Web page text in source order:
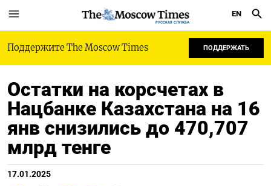
РУССКАЯ СЛУЖБА
EN
Поддержите The Moscow Times ПОДДЕРЖАТЬ
Остатки на корсчетах в
Нацбанке Казахстана на 16
янв снизились до 470,707
млрд тенге
17.01.2025